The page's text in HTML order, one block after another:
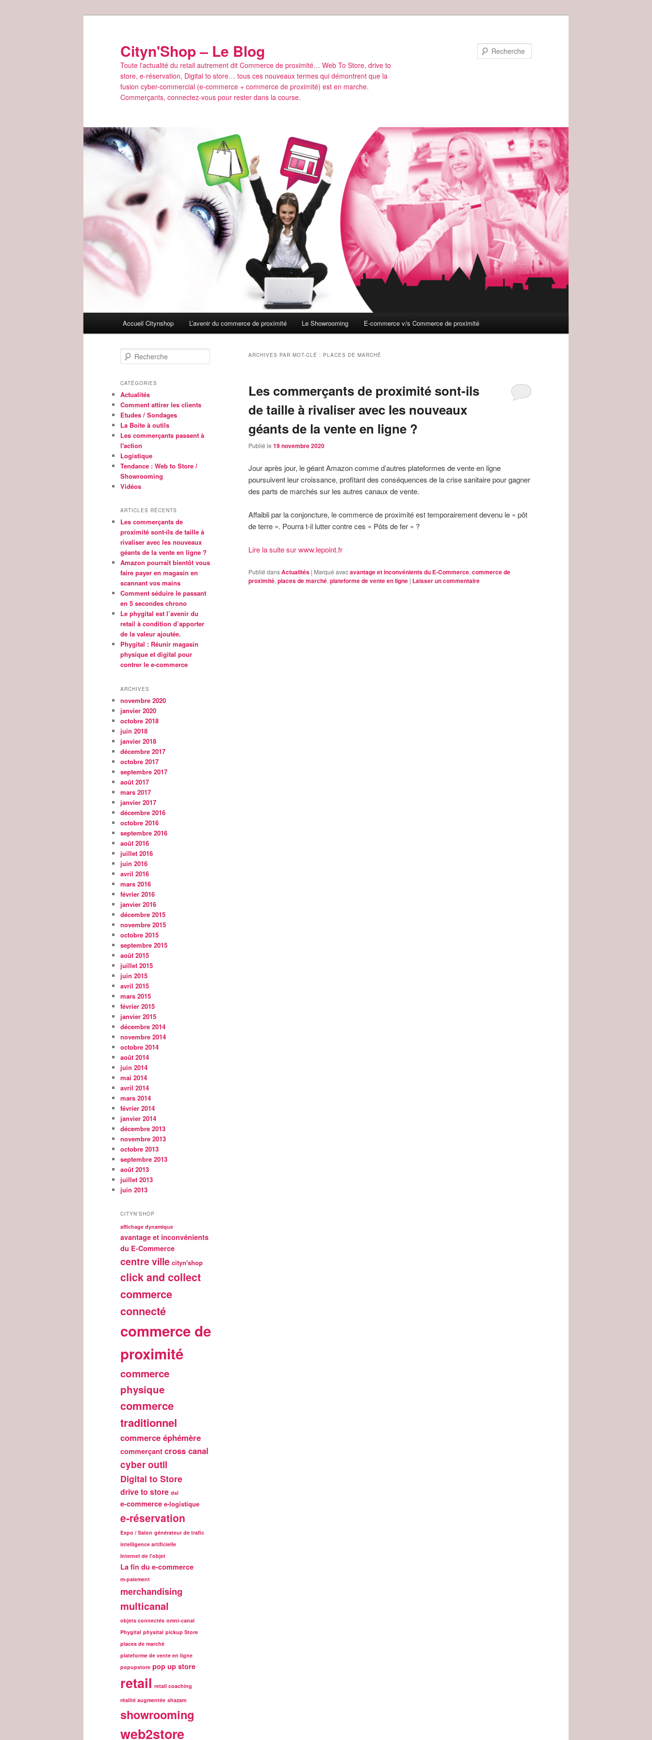
Cityn'Shop – Le Blog
Toute l'actualité du retail autrement dit Commerce de proximité… Web To Store, drive to
store, e-réservation, Digital to store… tous ces nouveaux termes qui démontrent que la
fusion cyber-commercial (e-commerce + commerce de proximité) est en marche.
Commerçants, connectez-vous pour rester dans la course.
Accueil Citynshop L’avenir du commerce de proximité Le Showrooming E-commerce v/s Commerce de proximité
ARCHIVES PAR MOT-CLÉ : PLACES DE MARCHÉ
Les commerçants de proximité sont-ils
de taille à rivaliser avec les nouveaux
géants de la vente en ligne ?
Publié le 19 novembre 2020
Jour après jour, le géant Amazon comme d’autres plateformes de vente en ligne
poursuivent leur croissance, profitant des conséquences de la crise sanitaire pour gagner
des parts de marchés sur les autres canaux de vente.
Affaibli par la conjoncture, le commerce de proximité est temporairement devenu le « pôt
de terre ». Pourra t-il lutter contre ces « Pôts de fer » ?
Lire la suite sur www.lepoint.fr
Publié dansActualités | Marqué avecavantage et inconvénients du E-Commerce, commerce de
proximité, places de marché, plateforme de vente en ligne | Laisser un commentaire
e
h
r
c
h
e
CATÉGORIES
Actualités
Comment attirer les clients
Etudes / Sondages
La Boite à outils
Les commerçants passent à
l'action
Logistique
Tendance : Web to Store /
Showrooming
Vidéos
ARTICLES RÉCENTS
Les commerçants de
proximité sont-ils de taille à
rivaliser avec les nouveaux
géants de la vente en ligne ?
Amazon pourrait bientôt vous
faire payer en magasin en
scannant vos mains
Comment séduire le passant
en 5 secondes chrono
Le phygital est l’avenir du
retail à condition d’apporter
de la valeur ajoutée.
Phygital : Réunir magasin
physique et digital pour
contrer le e-commerce
ARCHIVES
novembre 2020
janvier 2020
octobre 2018
juin 2018
janvier 2018
décembre 2017
octobre 2017
septembre 2017
août 2017
mars 2017
janvier 2017
décembre 2016
octobre 2016
septembre 2016
août 2016
juillet 2016
juin 2016
avril 2016
mars 2016
février 2016
janvier 2016
décembre 2015
novembre 2015
octobre 2015
septembre 2015
août 2015
juillet 2015
juin 2015
avril 2015
mars 2015
février 2015
janvier 2015
décembre 2014
novembre 2014
octobre 2014
août 2014
juin 2014
mai 2014
avril 2014
mars 2014
février 2014
janvier 2014
décembre 2013
novembre 2013
octobre 2013
septembre 2013
août 2013
juillet 2013
juin 2013
CITYN’SHOP
affichage dynamique
avantage et inconvénients
du E-Commerce
centre ville cityn'shop
click and collect
commerce
connecté
commerce de
proximité
commerce
physique
commerce
traditionnel
commerce éphémère
commerçant cross canal
cyber outil
Digital to Store
drive to store dsl
e-commerce e-logistique
e-réservation
Expo / Salon générateur de trafic
intelligence artificielle
Internet de l'objet
La fin du e-commerce
m-paiement
merchandising
multicanal
objets connectés omni-canal
Phygital physital pickup Store
places de marché
plateforme de vente en ligne
popupstore pop up store
retail retail coaching
réalité augmentée shazam
showrooming
web2store